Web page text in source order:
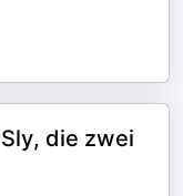
die zwei